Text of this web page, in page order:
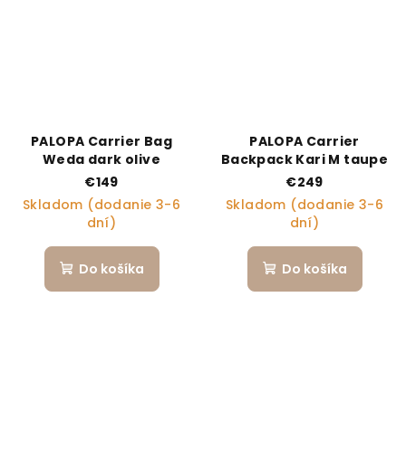
PALOPA Carrier Bag
Weda dark olive
€149
Skladom (dodanie 3-6
dní)
Do košíka
PALOPA Carrier
Backpack Kari M taupe
€249
Skladom (dodanie 3-6
dní)
Do košíka